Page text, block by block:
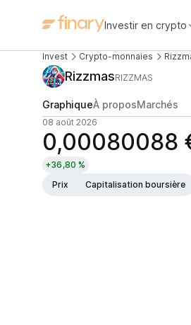
Investir en crypto
Invest Crypto-monnaies
RizzmasRIZZMAS
GraphiqueÀ proposMarchés
08 août 2026
0,00080088
+36,80 %
Prix
Capitalisation boursière